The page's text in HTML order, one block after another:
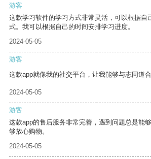
游客
这款学习软件的学习方式非常灵活，可以根据自
式。我可以根据自己的时间安排学习进度。
2024-05-05
游客
这款app就像我的社交平台，让我能够与志同道
2024-05-05
游客
这款app的售后服务非常完善，遇到问题总是能
够放心购物。
2024-05-05